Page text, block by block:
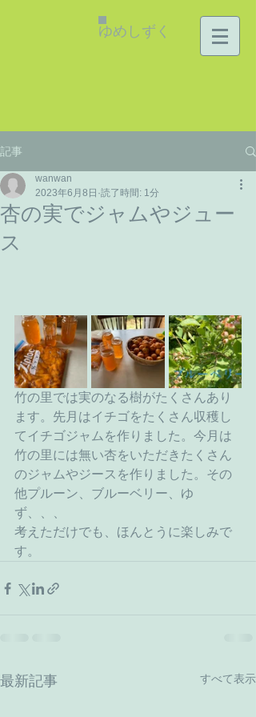
ゆめしずく
記事
杏の実でジャムやジュー
ス
wanwan
2023年6月8日 読了時間: 1分
竹の里では実のなる樹がたくさんあり
ます。先月はイチゴをたくさん収穫し
てイチゴジャムを作りました。今月は
竹の里には無い杏をいただきたくさん
のジャムやジースを作りました。その
他プルーン、ブルーベリー、ゆ
ず、、、
考えただけでも、ほんとうに楽しみで
す。
最新記事 すべて表示